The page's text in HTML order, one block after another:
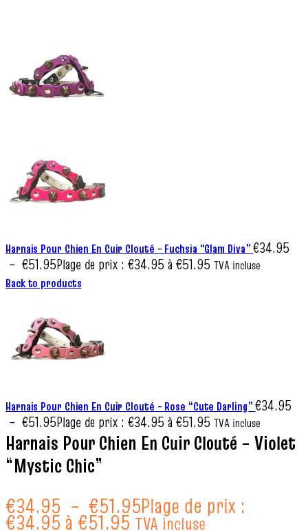
Harnais Pour Chien En Cuir Clouté – Fuchsia “Glam Diva”€34.95
– €51.95Plage de prix : €34.95 à €51.95 TVA incluse
Back to products
Harnais Pour Chien En Cuir Clouté – Rose “Cute Darling”€34.95
– €51.95Plage de prix : €34.95 à €51.95 TVA incluse
Harnais Pour Chien En Cuir Clouté – Violet
“Mystic Chic”
€34.95 – €51.95Plage de prix :
€34.95 à €51.95 TVA incluse